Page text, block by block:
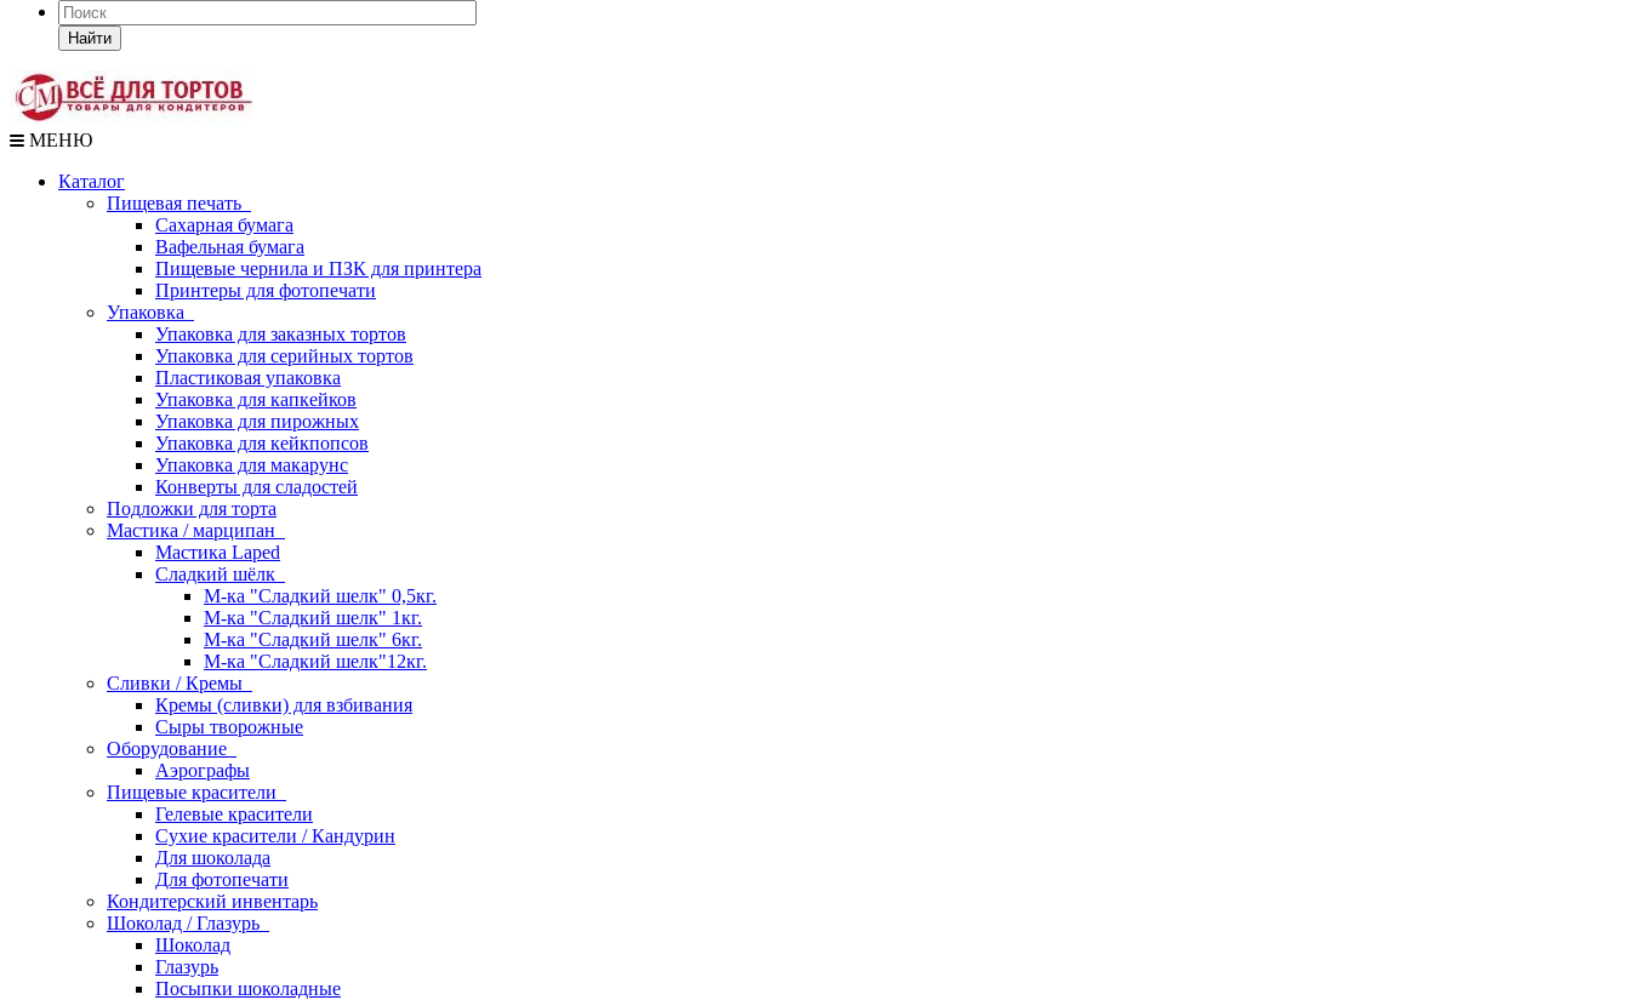
Найти
МЕНЮ
Каталог
Пищевая печать
Сахарная бумага
Вафельная бумага
Пищевые чернила и ПЗК для принтера
Принтеры для фотопечати
Упаковка
Упаковка для заказных тортов
Упаковка для серийных тортов
Пластиковая упаковка
Упаковка для капкейков
Упаковка для пирожных
Упаковка для кейкпопсов
Упаковка для макарунс
Конверты для сладостей
Подложки для торта
Мастика / марципан
Мастика Laped
Сладкий шёлк
М-ка "Сладкий шелк" 0,5кг.
М-ка "Сладкий шелк" 1кг.
М-ка "Сладкий шелк" 6кг.
М-ка "Сладкий шелк"12кг.
Сливки / Кремы
Кремы (сливки) для взбивания
Сыры творожные
Оборудование
Аэрографы
Пищевые красители
Гелевые красители
Сухие красители / Кандурин
Для шоколада
Для фотопечати
Кондитерский инвентарь
Шоколад / Глазурь
Шоколад
Глазурь
Посыпки шоколадные